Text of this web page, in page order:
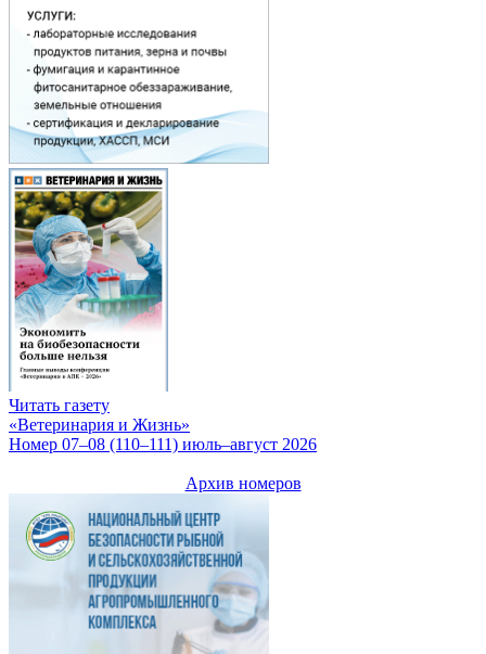
Читать газету
«Ветеринария и Жизнь»
Номер 07–08 (110–111) июль–август 2026
Архив номеров